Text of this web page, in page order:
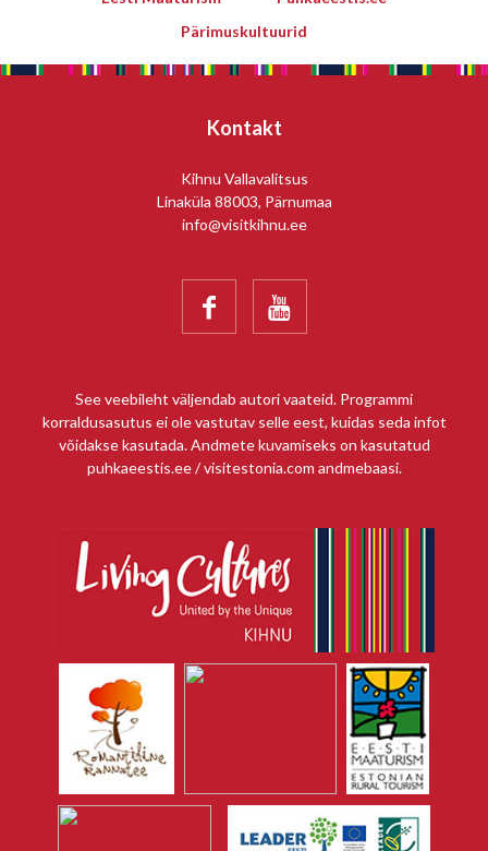
Pärimuskultuurid
Kontakt
Kihnu Vallavalitsus
Linaküla 88003, Pärnumaa
info@visitkihnu.ee
 
See veebileht väljendab autori vaateid. Programmi
korraldusasutus ei ole vastutav selle eest, kuidas seda infot
võidakse kasutada. Andmete kuvamiseks on kasutatud
puhkaeestis.ee / visitestonia.com andmebaasi.